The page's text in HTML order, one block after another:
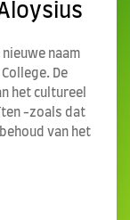
naam
De
het cultureel
-zoals dat
van het